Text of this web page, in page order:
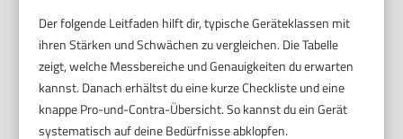
Der folgende Leitfaden hilft dir, typische Geräteklassen mit
ihren Stärken und Schwächen zu vergleichen. Die Tabelle
zeigt, welche Messbereiche und Genauigkeiten du erwarten
kannst. Danach erhältst du eine kurze Checkliste und eine
knappe Pro-und-Contra-Übersicht. So kannst du ein Gerät
systematisch auf deine Bedürfnisse abklopfen.